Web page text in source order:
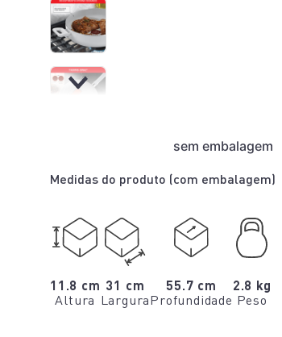
Medidas do produto (com embalagem)
sem embalagem
11.8 cm
Altura
31 cm
Largura
55.7 cm
Profundidade
2.8 kg
Peso